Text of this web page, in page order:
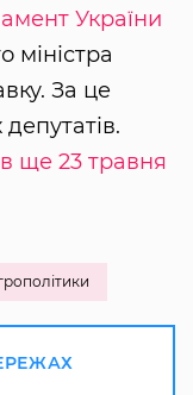
України
міністра
За це
ще 23 травня